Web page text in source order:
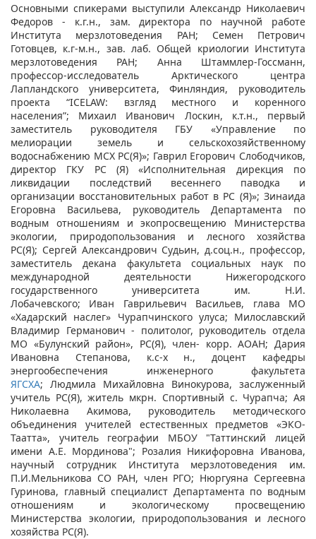
Основными спикерами выступили Александр Николаевич
Федоров - к.г.н., зам. директора по научной работе
Института мерзлотоведения РАН; Семен Петрович
Готовцев, к.г-м.н., зав. лаб. Общей криологии Института
мерзлотоведения РАН; Анна Штаммлер-Госсманн,
профессор-исследователь Арктического центра
Лапландского университета, Финляндия, руководитель
проекта “ICELAW: взгляд местного и коренного
населения”; Михаил Иванович Лоскин, к.т.н., первый
заместитель руководителя ГБУ «Управление по
мелиорации земель и сельскохозяйственному
водоснабжению МСХ РС(Я)»; Гаврил Егорович Слободчиков,
директор ГКУ РС (Я) «Исполнительная дирекция по
ликвидации последствий весеннего паводка и
организации восстановительных работ в РС (Я)»; Зинаида
Егоровна Васильева, руководитель Департамента по
водным отношениям и экопросвещению Министерства
экологии, природопользования и лесного хозяйства
РС(Я); Сергей Александрович Судьин, д.соц.н., профессор,
заместитель декана факультета социальных наук по
международной деятельности Нижегородского
государственного университета им. Н.И.
Лобачевского; Иван Гаврильевич Васильев, глава МО
«Хадарский наслег» Чурапчинского улуса; Милославский
Владимир Германович - политолог, руководитель отдела
МО «Булунский район», РС(Я), член- корр. АОАН; Дария
Ивановна Степанова, к.с-х н., доцент кафедры
энергообеспечения инженерного факультета
ЯГСХА; Людмила Михайловна Винокурова, заслуженный
учитель РС(Я), житель мкрн. Спортивный с. Чурапча; Ая
Николаевна Акимова, руководитель методического
объединения учителей естественных предметов «ЭКО-
Таатта», учитель географии МБОУ "Таттинский лицей
имени А.Е. Мординова"; Розалия Никифоровна Иванова,
научный сотрудник Института мерзлотоведения им.
П.И.Мельникова СО РАН, член РГО; Нюргуяна Сергеевна
Гуринова, главный специалист Департамента по водным
отношениям и экологическому просвещению
Министерства экологии, природопользования и лесного
хозяйства РС(Я).